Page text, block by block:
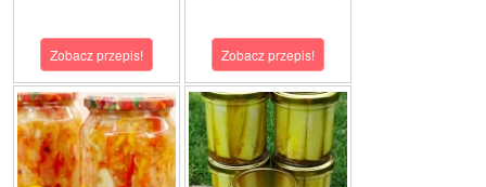
Zobacz przepis! Zobacz przepis!